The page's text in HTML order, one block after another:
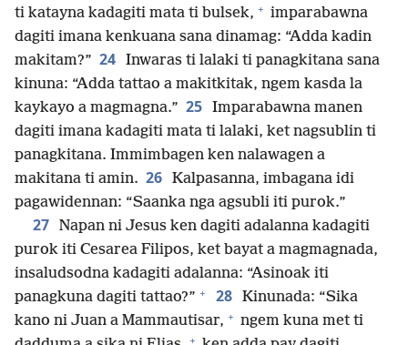
ti katayna kadagiti mata ti bulsek, + imparabawna
dagiti imana kenkuana sana dinamag: “Adda kadin
makitam?” 24 Inwaras ti lalaki ti panagkitana sana
kinuna: “Adda tattao a makitkitak, ngem kasda la
kaykayo a magmagna.” 25 Imparabawna manen
dagiti imana kadagiti mata ti lalaki, ket nagsublin ti
panagkitana. Immimbagen ken nalawagen a
makitana ti amin. 26 Kalpasanna, imbagana idi
pagawidennan: “Saanka nga agsubli iti purok.”
27 Napan ni Jesus ken dagiti adalanna kadagiti
purok iti Cesarea Filipos, ket bayat a magmagnada,
insaludsodna kadagiti adalanna: “Asinoak iti
panagkuna dagiti tattao?” + 28 Kinunada: “Sika
kano ni Juan a Mammautisar, + ngem kuna met ti
+